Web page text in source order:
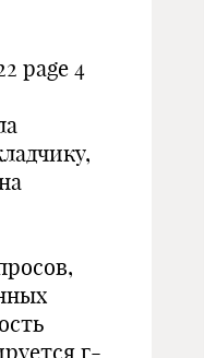
page 4
г-